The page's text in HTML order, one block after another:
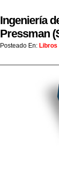
Ingeniería
Pressman
Posteado En: Libros